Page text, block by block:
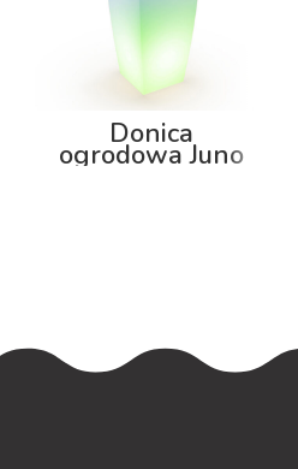
Donica
ogrodowa Juno